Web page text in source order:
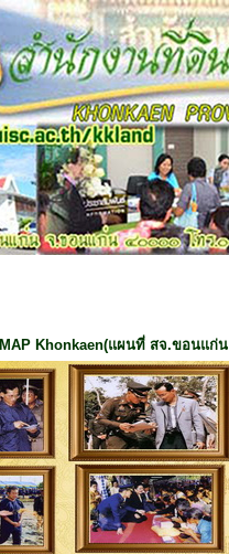
MAP Khonkaen(แผนที่ สจ.ขอนแก่น